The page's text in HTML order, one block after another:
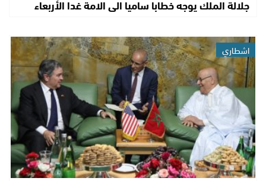
جلالة الملك يوجه خطابا ساميا الى الامة غدا الأربعاء
اشطاري